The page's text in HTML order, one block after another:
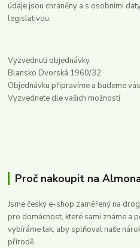
údaje jsou chráněny a s osobními
legislativou.
Vyzvednuti objednávky
Blansko Dvorská 1960/32
Objednávku připravíme a budeme
Vyzvednete dle vašich možností
Proč nakoupit na
Jsme český e-shop zaměřený na
pro domácnost, které sami známe a
vybíráme tak, aby splňoval naše
přírodě.